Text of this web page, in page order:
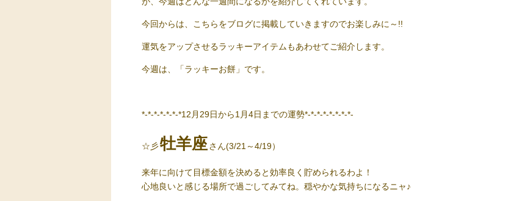
今回からは、こちらをブログに掲載していきますのでお楽しみに～!!
運気をアップさせるラッキーアイテムもあわせてご紹介します。
今週は、「ラッキーお餅」です。
*-*-*-*-*-*-*12月29日から1月4日までの運勢*-*-*-*-*-*-*-*-
☆彡牡羊座さん(3/21～4/19）
来年に向けて目標金額を決めると効率良く貯められるわよ！
心地良いと感じる場所で過ごしてみてね。穏やかな気持ちになるニャ♪